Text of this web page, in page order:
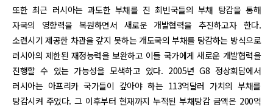
또한 최근 러시아는 과도한 부채를 진 최빈국들의 부채 탕감을 통해
자국의 영향력을 복원하면서 새로운 개발협력을 추진하고자 한다.
소련시기 제공한 차관을 갚지 못하는 개도국의 부채를 탕감하는 방식으로
러시아의 제한된 재정능력을 보완하고 이들 국가에게 새로운 개발협력을
진행할 수 있는 가능성을 모색하고 있다. 2005년 G8 정상회담에서
러시아는 아프리카 국가들이 갚아야 하는 113억달러 가치의 부채를
탕감시켜 주었다. 그 이후부터 현재까지 누적된 부채탕감 금액은 200억